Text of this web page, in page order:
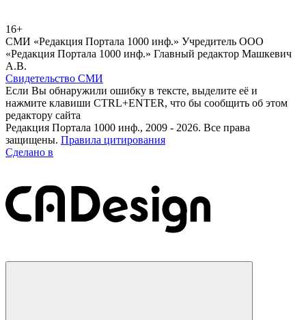
16+
СМИ «Редакция Портала 1000 инф.» Учредитель ООО
«Редакция Портала 1000 инф.» Главный редактор Машкевич
А.В.
Свидетельство СМИ
Если Вы обнаружили ошибку в тексте, выделите её и
нажмите клавиши CTRL+ENTER, что бы сообщить об этом
редактору сайта
Редакция Портала 1000 инф., 2009 - 2026. Все права
защищены. Правила цитирования
Сделано в